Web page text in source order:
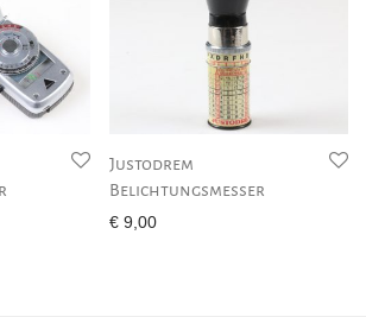
Justodrem
Belichtungsmesser
€ 9,00